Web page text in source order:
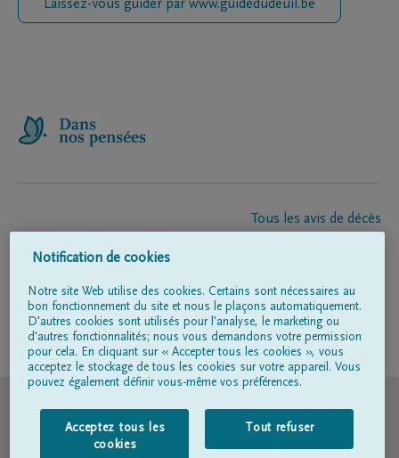
Laissez-vous guider par www.guidedudeuil.be
Tous les avis de décès
Entrepreneur de pompes funèbres
Suivez-nous sur
Conditions d'utilisation
Notification de cookies
Notre site Web utilise des cookies. Certains sont nécessaires au
bon fonctionnement du site et nous le plaçons automatiquement.
D'autres cookies sont utilisés pour l'analyse, le marketing ou
d'autres fonctionnalités; nous vous demandons votre permission
pour cela. En cliquant sur « Accepter tous les cookies », vous
acceptez le stockage de tous les cookies sur votre appareil. Vous
pouvez également définir vous-même vos préférences.
Acceptez tous les
cookies
Tout refuser